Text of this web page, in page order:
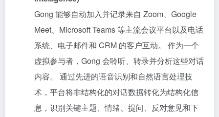
Gong 能够自动加入并记录来自 Zoom、Google
Meet、Microsoft Teams 等主流会议平台以及电话
系统、电子邮件和 CRM 的客户互动。 作为一个
虚拟参与者，Gong 会聆听、转录并分析这些对话
内容。 通过先进的语音识别和自然语言处理技
术，平台将非结构化的对话数据转化为结构化信
息，识别关键主题、情绪、提问、反对意见和下